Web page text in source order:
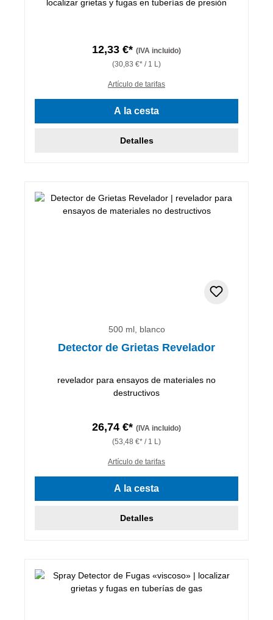
localizar grietas y fugas en tuberías de presión
12,33 €* (IVA incluido)
(30,83 €* / 1 L)
Artículo de tarifas
A la cesta
Detalles
500 ml, blanco
Detector de Grietas Revelador
revelador para ensayos de materiales no
destructivos
26,74 €* (IVA incluido)
(53,48 €* / 1 L)
Artículo de tarifas
A la cesta
Detalles